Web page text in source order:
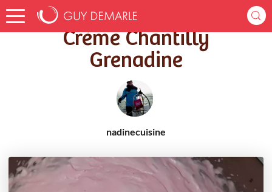
Accueil Recettes Crème Chantilly Grenadine
Crème Chantilly
Grenadine
nadinecuisine